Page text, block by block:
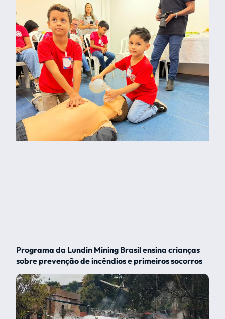
Programa da Lundin Mining Brasil ensina crianças
sobre prevenção de incêndios e primeiros socorros